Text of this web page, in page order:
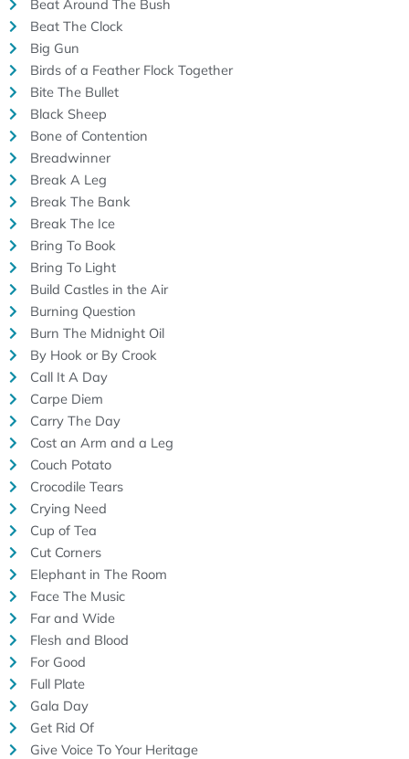
Beat Around The Bush
Beat The Clock
Big Gun
Birds of a Feather Flock Together
Bite The Bullet
Black Sheep
Bone of Contention
Breadwinner
Break A Leg
Break The Bank
Break The Ice
Bring To Book
Bring To Light
Build Castles in the Air
Burning Question
Burn The Midnight Oil
By Hook or By Crook
Call It A Day
Carpe Diem
Carry The Day
Cost an Arm and a Leg
Couch Potato
Crocodile Tears
Crying Need
Cup of Tea
Cut Corners
Elephant in The Room
Face The Music
Far and Wide
Flesh and Blood
For Good
Full Plate
Gala Day
Get Rid Of
Give Voice To Your Heritage